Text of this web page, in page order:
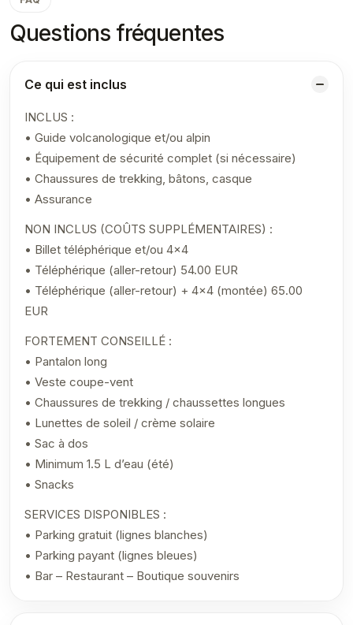
Questions fréquentes
Ce qui est inclus
INCLUS :
• Guide volcanologique et/ou alpin
• Équipement de sécurité complet (si nécessaire)
• Chaussures de trekking, bâtons, casque
• Assurance
NON INCLUS (COÛTS SUPPLÉMENTAIRES) :
• Billet téléphérique et/ou 4×4
• Téléphérique (aller-retour) 54.00 EUR
• Téléphérique (aller-retour) + 4×4 (montée) 65.00
EUR
FORTEMENT CONSEILLÉ :
• Pantalon long
• Veste coupe-vent
• Chaussures de trekking / chaussettes longues
• Lunettes de soleil / crème solaire
• Sac à dos
• Minimum 1.5 L d’eau (été)
• Snacks
SERVICES DISPONIBLES :
• Parking gratuit (lignes blanches)
• Parking payant (lignes bleues)
• Bar – Restaurant – Boutique souvenirs